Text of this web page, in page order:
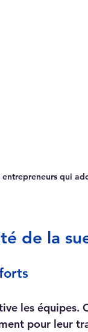
entrepreneurs qui
de la
les équipes.
pour leur